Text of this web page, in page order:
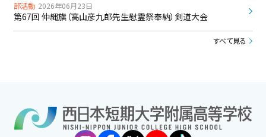
部活動 2026年06月23日
第67回 仲縄旗（高山彦九郎先生慰霊祭奉納）剣道大会
すべて見る